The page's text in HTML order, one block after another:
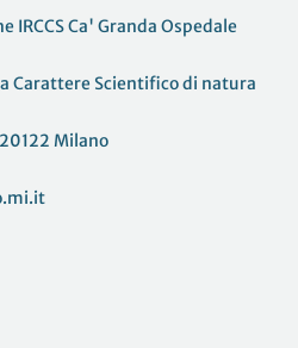
Ca' Granda Ospedale
Carattere Scientifico di natura
Milano